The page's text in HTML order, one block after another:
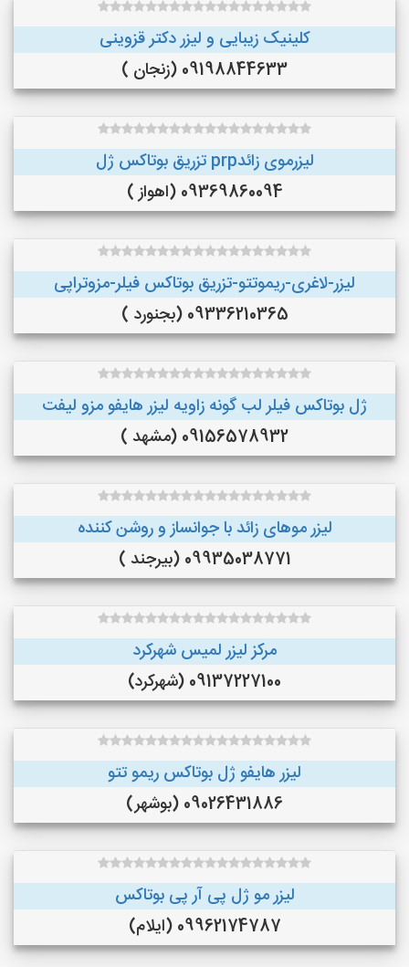
کلینیک زیبایی و لیزر دکتر قزوینی
09198844633 (زنجان )
لیزرموی زائدprp تزریق بوتاکس ژل
09369860094 (اهواز )
لیزر-لاغری-ریموتتو-تزریق بوتاکس فیلر-مزوتراپی
09336210365 (بجنورد )
ژل بوتاکس فیلر لب گونه زاویه لیزر هایفو مزو لیفت
09156578932 (مشهد )
لیزر موهای زائد با جوانساز و روشن کننده
09935038771 (بیرجند )
مرکز لیزر لمیس شهرکرد
09137227100 (شهرکرد)
لیزر هایفو ژل بوتاکس ریمو تتو
09026431886 (بوشهر)
لیزر مو ژل پی آر پی بوتاکس
09962174787 (ایلام)